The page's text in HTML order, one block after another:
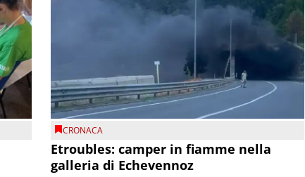
CRONACA
Etroubles: camper in fiamme nella
galleria di Echevennoz